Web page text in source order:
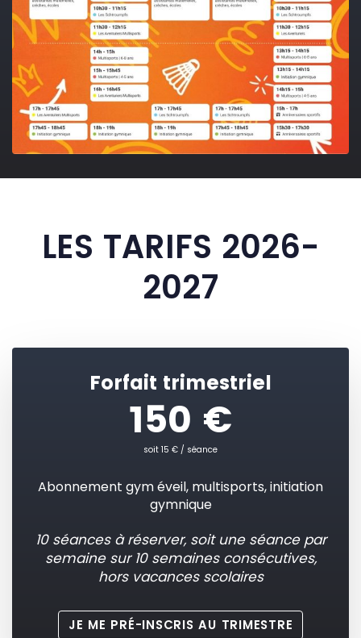
LES TARIFS 2026-
2027
Forfait trimestriel
150 €
soit 15 € / séance
Abonnement gym éveil, multisports, initiation
gymnique
10 séances à réserver, soit une séance par
semaine sur 10 semaines consécutives,
hors vacances scolaires
JE ME PRÉ-INSCRIS AU TRIMESTRE